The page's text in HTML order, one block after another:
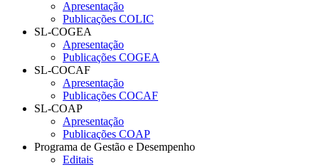
Apresentação
Publicações COLIC
SL-COGEA
Apresentação
Publicações COGEA
SL-COCAF
Apresentação
Publicações COCAF
SL-COAP
Apresentação
Publicações COAP
Programa de Gestão e Desempenho
Editais